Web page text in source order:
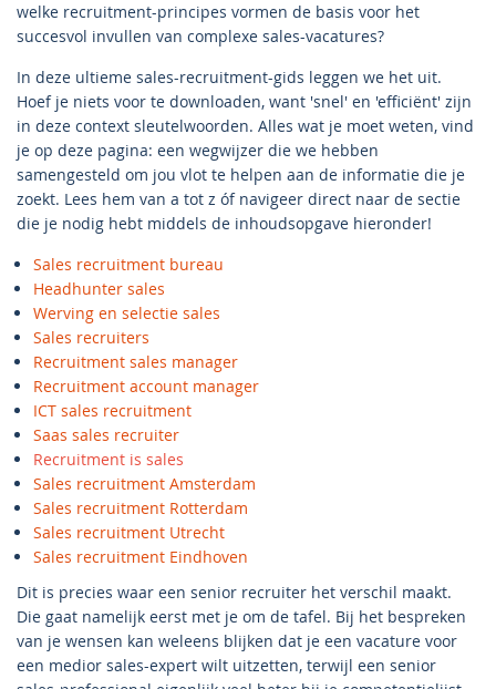
welke recruitment-principes vormen de basis voor het
succesvol invullen van complexe sales-vacatures?
In deze ultieme sales-recruitment-gids leggen we het uit.
Hoef je niets voor te downloaden, want 'snel' en 'efficiënt' zijn
in deze context sleutelwoorden. Alles wat je moet weten, vind
je op deze pagina: een wegwijzer die we hebben
samengesteld om jou vlot te helpen aan de informatie die je
zoekt. Lees hem van a tot z óf navigeer direct naar de sectie
die je nodig hebt middels de inhoudsopgave hieronder!
Sales recruitment bureau
Headhunter sales
Werving en selectie sales
Sales recruiters
Recruitment sales manager
Recruitment account manager
ICT sales recruitment
Saas sales recruiter
Recruitment is sales
Sales recruitment Amsterdam
Sales recruitment Rotterdam
Sales recruitment Utrecht
Sales recruitment Eindhoven
Dit is precies waar een senior recruiter het verschil maakt.
Die gaat namelijk eerst met je om de tafel. Bij het bespreken
van je wensen kan weleens blijken dat je een vacature voor
een medior sales-expert wilt uitzetten, terwijl een senior